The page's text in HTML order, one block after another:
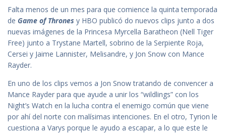
Falta menos de un mes para que comience la quinta temporada
de Game of Thrones y HBO publicó do nuevos clips junto a dos
nuevas imágenes de la Princesa Myrcella Baratheon (Nell Tiger
Free) junto a Trystane Martell, sobrino de la Serpiente Roja,
Cersei y Jaime Lannister, Melisandre, y Jon Snow con Mance
Rayder.
En uno de los clips vemos a Jon Snow tratando de convencer a
Mance Rayder para que ayude a unir los “wildlings” con los
Night’s Watch en la lucha contra el enemigo común que viene
por ahí del norte con malísimas intenciones. En el otro, Tyrion le
cuestiona a Varys porque le ayudo a escapar, a lo que este le